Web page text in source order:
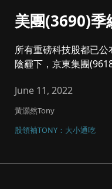
美團(3690)季
所有重磅科技股都已
陰霾下，京東集團
June 11, 2022
黃灝然Tony
股領袖TONY：大小通吃